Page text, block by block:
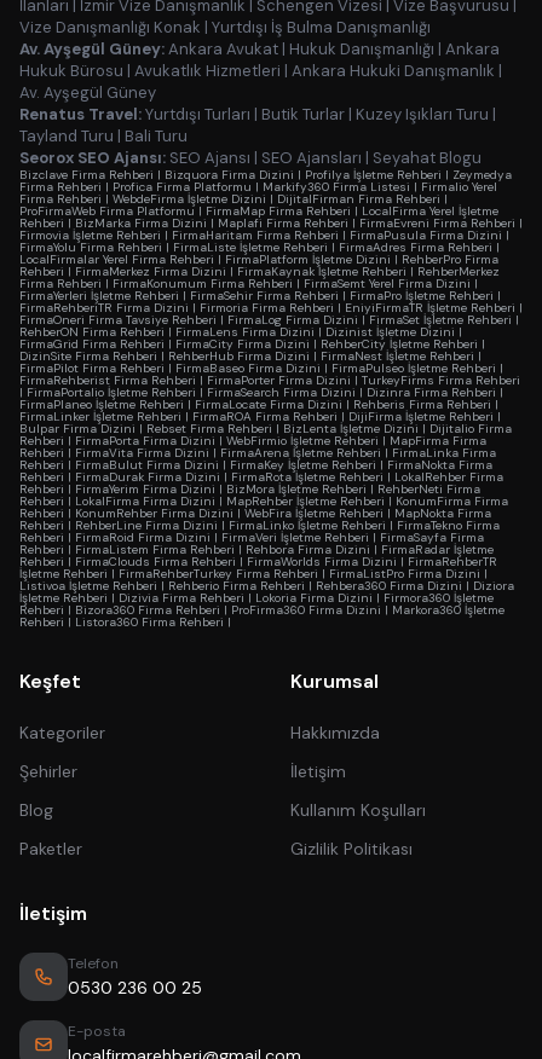
İlanları | İzmir Vize Danışmanlık | Schengen Vizesi | Vize Başvurusu |
Vize Danışmanlığı Konak | Yurtdışı İş Bulma Danışmanlığı
Av. Ayşegül Güney:Ankara Avukat | Hukuk Danışmanlığı | Ankara
Hukuk Bürosu | Avukatlık Hizmetleri | Ankara Hukuki Danışmanlık |
Av. Ayşegül Güney
Renatus Travel:Yurtdışı Turları | Butik Turlar | Kuzey Işıkları Turu |
Tayland Turu | Bali Turu
Seorox SEO Ajansı: SEO Ajansı | SEO Ajansları | Seyahat Blogu
Bizclave Firma Rehberi | Bizquora Firma Dizini | Profilya İşletme Rehberi | Zeymedya
Firma Rehberi | Profica Firma Platformu | Markify360 Firma Listesi | Firmalio Yerel
Firma Rehberi | WebdeFirma İşletme Dizini | DijitalFirman Firma Rehberi |
ProFirmaWeb Firma Platformu | FirmaMap Firma Rehberi | LocalFirma Yerel İşletme
Rehberi | BizMarka Firma Dizini | Maplafi Firma Rehberi | FirmaEvreni Firma Rehberi |
Firmovia İşletme Rehberi | FirmaHaritam Firma Rehberi | FirmaPusula Firma Dizini |
FirmaYolu Firma Rehberi | FirmaListe İşletme Rehberi | FirmaAdres Firma Rehberi |
LocalFirmalar Yerel Firma Rehberi | FirmaPlatform İşletme Dizini | RehberPro Firma
Rehberi | FirmaMerkez Firma Dizini | FirmaKaynak İşletme Rehberi | RehberMerkez
Firma Rehberi | FirmaKonumum Firma Rehberi | FirmaSemt Yerel Firma Dizini |
FirmaYerleri İşletme Rehberi | FirmaSehir Firma Rehberi | FirmaPro İşletme Rehberi |
FirmaRehberiTR Firma Dizini | Firmoria Firma Rehberi | EniyiFirmaTR İşletme Rehberi |
FirmaOneri Firma Tavsiye Rehberi | FirmaLog Firma Dizini |FirmaSet İşletme Rehberi |
RehberON Firma Rehberi | FirmaLens Firma Dizini | Dizinist İşletme Dizini |
FirmaGrid Firma Rehberi | FirmaCity Firma Dizini | RehberCity İşletme Rehberi |
DizinSite Firma Rehberi | RehberHub Firma Dizini | FirmaNest İşletme Rehberi |
FirmaPilot Firma Rehberi | FirmaBaseo Firma Dizini | FirmaPulseo İşletme Rehberi |
FirmaRehberist Firma Rehberi | FirmaPorter Firma Dizini | TurkeyFirms Firma Rehberi
| FirmaPortalio İşletme Rehberi | FirmaSearch Firma Dizini | Dizinra Firma Rehberi |
FirmaPlaneo İşletme Rehberi | FirmaLocate Firma Dizini | Rehberis Firma Rehberi |
FirmaLinker İşletme Rehberi | FirmaROA Firma Rehberi | DijiFirma İşletme Rehberi |
Bulpar Firma Dizini | Rebset Firma Rehberi | BizLenta İşletme Dizini | Dijitalio Firma
Rehberi | FirmaPorta Firma Dizini | WebFirmio İşletme Rehberi | MapFirma Firma
Rehberi | FirmaVita Firma Dizini | FirmaArena İşletme Rehberi | FirmaLinka Firma
Rehberi | FirmaBulut Firma Dizini | FirmaKey İşletme Rehberi | FirmaNokta Firma
Rehberi | FirmaDurak Firma Dizini | FirmaRota İşletme Rehberi | LokalRehber Firma
Rehberi | FirmaYerim Firma Dizini | BizMora İşletme Rehberi | RehberNeti Firma
Rehberi | LokalFirma Firma Dizini | MapRehber İşletme Rehberi | KonumFirma Firma
Rehberi | KonumRehber Firma Dizini | WebFira İşletme Rehberi | MapNokta Firma
Rehberi | RehberLine Firma Dizini | FirmaLinko İşletme Rehberi | FirmaTekno Firma
Rehberi | FirmaRoid Firma Dizini | FirmaVeri İşletme Rehberi | FirmaSayfa Firma
Rehberi | FirmaListem Firma Rehberi | Rehbora Firma Dizini | FirmaRadar İşletme
Rehberi | FirmaClouds Firma Rehberi | FirmaWorlds Firma Dizini | FirmaRehberTR
İşletme Rehberi | FirmaRehberTurkey Firma Rehberi | FirmaListPro Firma Dizini |
Listivoa İşletme Rehberi | Rehberio Firma Rehberi | Rehbera360 Firma Dizini | Diziora
İşletme Rehberi | Dizivia Firma Rehberi | Lokoria Firma Dizini | Firmora360 İşletme
Rehberi | Bizora360 Firma Rehberi | ProFirma360 Firma Dizini | Markora360 İşletme
Rehberi | Listora360 Firma Rehberi |
Keşfet
Kategoriler
Şehirler
Blog
Paketler
Kurumsal
Hakkımızda
İletişim
Kullanım Koşulları
Gizlilik Politikası
İletişim
Telefon
0530 236 00 25
E-posta